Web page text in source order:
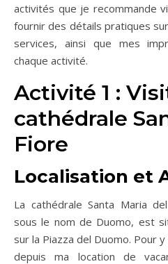
activités que je recommande
fournir des détails pratiques sur
services, ainsi que mes
chaque activité.
Activité 1 :
cathédrale
Fiore
Localisation et
La cathédrale Santa Maria
sous le nom de Duomo, est
sur la Piazza del Duomo. Pour
depuis ma location de